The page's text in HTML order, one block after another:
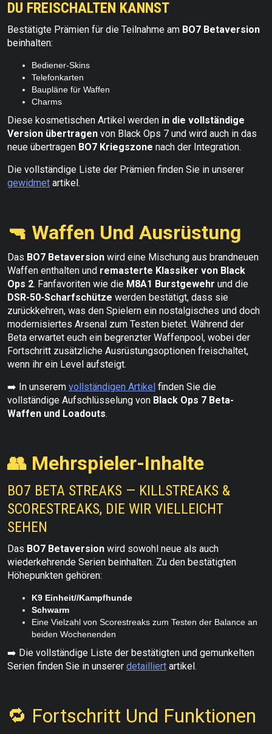
DU FREISCHALTEN KANNST
Bestätigte Prämien für die Teilnahme am BO7 Betaversion
beinhalten:
Bediener-Skins
Telefonkarten
Baupläne für Waffen
Charms
Diese kosmetischen Artikel werden in die vollständige
Version übertragen von Black Ops 7 und wird auch in das
neue übertragen BO7 Kriegszone nach der Integration.
Die vollständige Liste der Prämien finden Sie in unserer
gewidmet artikel.
🔫 Waffen Und Ausrüstung
Das BO7 Betaversion wird eine Mischung aus brandneuen
Waffen enthalten und remasterte Klassiker von Black
Ops 2. Fanfavoriten wie die M8A1 Burstgewehr und die
DSR-50-Scharfschütze werden bestätigt, dass sie
zurückkehren, was den Spielern ein nostalgisches und doch
modernisiertes Arsenal zum Testen bietet. Während der
Beta erwartet euch ein begrenzter Waffenpool, wobei der
Fortschritt zusätzliche Ausrüstungsoptionen freischaltet,
wenn ihr ein Level aufsteigt.
➡️ In unserem vollständigen Artikel finden Sie die
vollständige Aufschlüsselung von Black Ops 7 Beta-
Waffen und Loadouts.
👥 Mehrspieler-Inhalte
BO7 BETA STREAKS — KILLSTREAKS &
SCORESTREAKS, DIE WIR VIELLEICHT
SEHEN
Das BO7 Betaversion wird sowohl neue als auch
wiederkehrende Serien beinhalten. Zu den bestätigten
Höhepunkten gehören:
K9 Einheit//Kampfhunde
Schwarm
Eine Vielzahl von Scorestreaks zum Testen der Balance an
beiden Wochenenden
➡️ Die vollständige Liste der bestätigten und gemunkelten
Serien finden Sie in unserer detailliert artikel.
🔁 Fortschritt Und Funktionen